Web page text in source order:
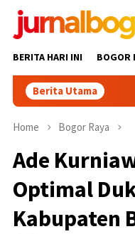
BERITA HARI INI BOGOR
Berita Utama
Home Bogor Raya
Ade
Optimal
Kabupaten